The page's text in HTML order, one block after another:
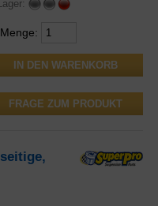
Lager:
Menge:
FRAGE ZUM PRODUKT